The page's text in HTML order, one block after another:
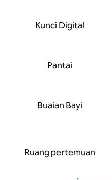
Kunci Digital
Pantai
Buaian Bayi
Ruang pertemuan